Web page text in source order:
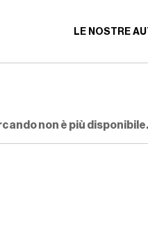
LE NOSTRE
non è più disponibile.